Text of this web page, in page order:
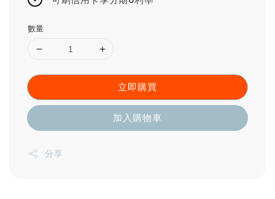
數量
立即購買
加入購物車
分享